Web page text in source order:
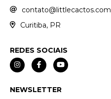
Curitiba, PR
REDES SOCIAIS
NEWSLETTER